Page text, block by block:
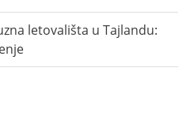
letovališta u Tajlandu: